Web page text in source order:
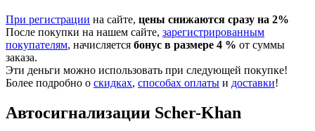
При регистрации на сайте, цены снижаются сразу на 2%
После покупки на нашем сайте, зарегистрированным
покупателям, начисляется бонус в размере 4 % от суммы
заказа.
Эти деньги можно использовать при следующей покупке!
Более подробно о скидках, способах оплаты и доставки!
Автосигнализации Scher-Khan